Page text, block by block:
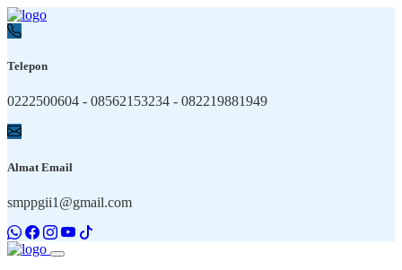
Telepon
0222500604 - 08562153234 - 082219881949
Almat Email
smppgii1@gmail.com